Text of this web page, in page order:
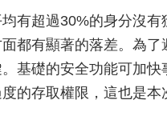
有超過30%的身分沒
都有顯著的落差。為
基礎的安全功能可加
的存取權限，這也是